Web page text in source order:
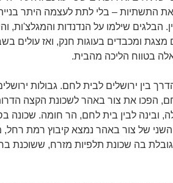
התשתיות – בלי לתת לעצמה היתר
הבלגים שילמו על הנדנדות והמגלצ'ות,
מצגת ומכבדים בעוגות חנק, ואז עולים
בטווח הליכה מהבית.
בין ירושלים לבית לחם. גבולות
הפכו את צור באהר לשכונת הקצה
דרומית לה, ובינה לבין בית לחם, הר חומה.
של צור באהר נמצא קיבוץ רמת
בה שכונת תלפיות מזרח, ששוכנת